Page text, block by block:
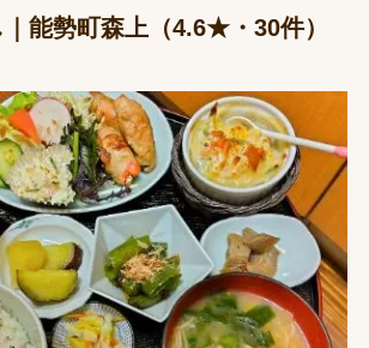
能勢町森上（4.6★・30件）